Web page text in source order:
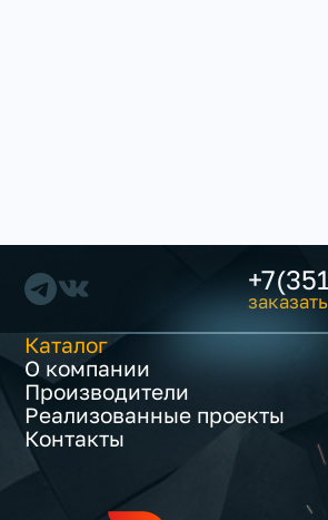
Каталог
О компании
Производители
Реализованные проекты
Контакты